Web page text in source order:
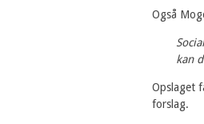
Også
kan
Opslaget
forslag.